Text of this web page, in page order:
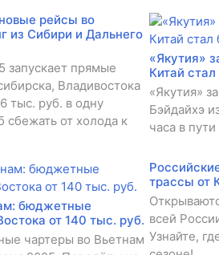
рейсы во
из Сибири и Дальнего
запускает прямые
Владивостока
тыс. руб. в одну
от холода к
«Якутия»
Китай
«Якутия»
Бэйдайхэ
часа в
бюджетные
от 140 тыс. руб.
чартеры во Вьетнам
трассы от
всей
Узнайте,